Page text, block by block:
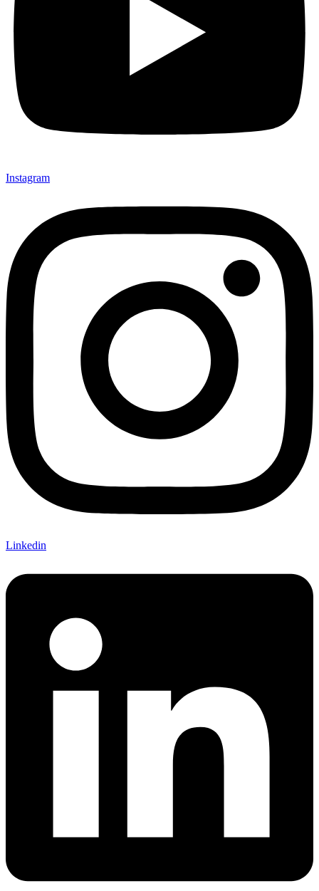
Instagram
Linkedin